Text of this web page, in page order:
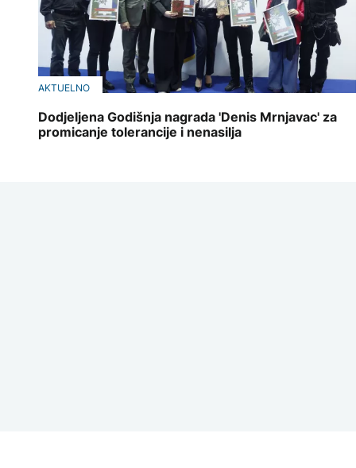
AKTUELNO
Dodjeljena Godišnja nagrada 'Denis Mrnjavac' za
promicanje tolerancije i nenasilja